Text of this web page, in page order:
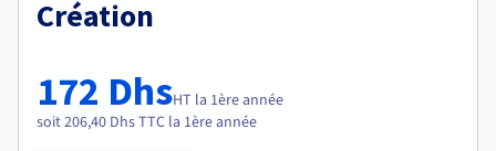
Tarifs
Roadmap & Changelog
Roadmap & Changelog
Création
172 DhsHT la 1ère année
soit 206,40 Dhs TTC la 1ère année